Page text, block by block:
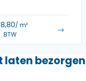
/ m²
BTW
laten bezorgen